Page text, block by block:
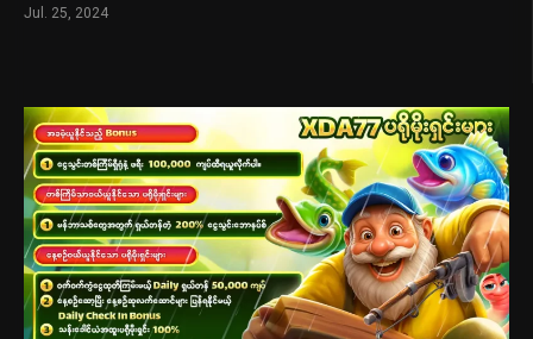
Jul. 25, 2024